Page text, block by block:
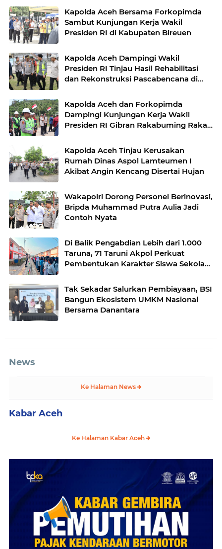
Kapolda Aceh Bersama Forkopimda
Sambut Kunjungan Kerja Wakil
Presiden RI di Kabupaten Bireuen
Kapolda Aceh Dampingi Wakil
Presiden RI Tinjau Hasil Rehabilitasi
dan Rekonstruksi Pascabencana di
Kapolda Aceh dan Forkopimda
Dampingi Kunjungan Kerja Wakil
Presiden RI Gibran Rakabuming Raka
Kapolda Aceh Tinjau Kerusakan
Rumah Dinas Aspol Lamteumen I
Akibat Angin Kencang Disertai Hujan
Wakapolri Dorong Personel Berinovasi,
Bripda Muhammad Putra Aulia Jadi
Contoh Nyata
Di Balik Pengabdian Lebih dari 1.000
Taruna, 71 Taruni Akpol Perkuat
Pembentukan Karakter Siswa Sekolah
Tak Sekadar Salurkan Pembiayaan, BSI
Bangun Ekosistem UMKM Nasional
Bersama Danantara
News
Ke Halaman News
Kabar Aceh
Ke Halaman Kabar Aceh